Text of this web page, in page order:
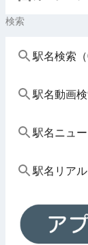
検索
駅名検索（
駅名動画検
駅名ニュー
駅名リアル